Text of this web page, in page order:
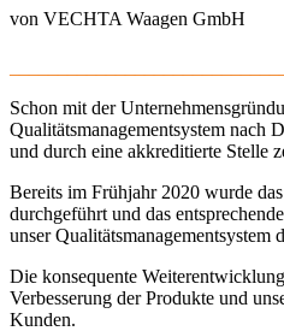
von VECHTA Waagen GmbH
Schon mit der
Qualitätsmanagementsystem nach
und durch eine akkreditierte Stelle
Bereits im Frühjahr 2020 wurde
durchgeführt und das
unser Qualitätsmanagementsystem
Die konsequente
Verbesserung der Produkte und
Kunden.